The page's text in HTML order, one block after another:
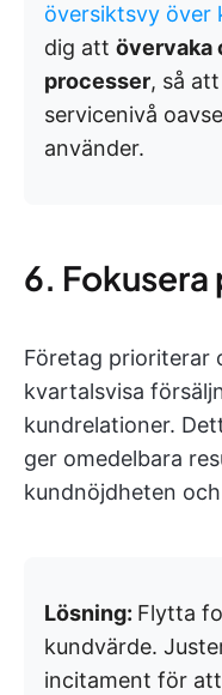
översiktsvy över
dig att övervaka
processer, så
servicenivå
använder.
6.
Företag prioriterar
kvartalsvisa
kundrelationer.
ger omedelbara
kundnöjdheten
Lösning: Flytta
kundvärde.
incitament för att